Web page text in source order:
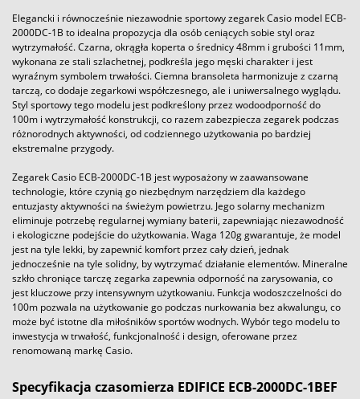
Elegancki i równocześnie niezawodnie sportowy zegarek Casio model ECB-
2000DC-1B to idealna propozycja dla osób ceniących sobie styl oraz
wytrzymałość. Czarna, okrągła koperta o średnicy 48mm i grubości 11mm,
wykonana ze stali szlachetnej, podkreśla jego męski charakter i jest
wyraźnym symbolem trwałości. Ciemna bransoleta harmonizuje z czarną
tarczą, co dodaje zegarkowi współczesnego, ale i uniwersalnego wyglądu.
Styl sportowy tego modelu jest podkreślony przez wodoodporność do
100m i wytrzymałość konstrukcji, co razem zabezpiecza zegarek podczas
różnorodnych aktywności, od codziennego użytkowania po bardziej
ekstremalne przygody.
Zegarek Casio ECB-2000DC-1B jest wyposażony w zaawansowane
technologie, które czynią go niezbędnym narzędziem dla każdego
entuzjasty aktywności na świeżym powietrzu. Jego solarny mechanizm
eliminuje potrzebę regularnej wymiany baterii, zapewniając niezawodność
i ekologiczne podejście do użytkowania. Waga 120g gwarantuje, że model
jest na tyle lekki, by zapewnić komfort przez cały dzień, jednak
jednocześnie na tyle solidny, by wytrzymać działanie elementów. Mineralne
szkło chroniące tarczę zegarka zapewnia odporność na zarysowania, co
jest kluczowe przy intensywnym użytkowaniu. Funkcja wodoszczelności do
100m pozwala na użytkowanie go podczas nurkowania bez akwalungu, co
może być istotne dla miłośników sportów wodnych. Wybór tego modelu to
inwestycja w trwałość, funkcjonalność i design, oferowane przez
renomowaną markę Casio.
Specyfikacja czasomierza EDIFICE ECB-2000DC-1BEF